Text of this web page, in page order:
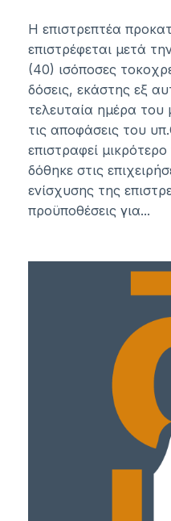
Η επιστρεπτέα
επιστρέφεται μετά
(40) ισόποσες
δόσεις, εκάστης εξ
τελευταία ημέρα
τις αποφάσεις του
επιστραφεί
δόθηκε στις
ενίσχυσης της
προϋποθέσεις για...